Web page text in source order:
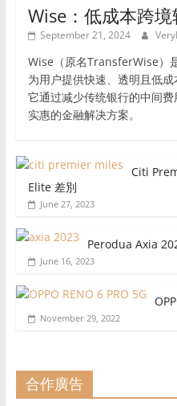
Wise：低成本跨
September 21, 2024
Wise（原名TransferWise）
为用户提供快速、透明且低成
它通过减少传统银行的中间
实惠的金融解决方案。
Citi
Elite 差別
June 27, 2023
Perodua Axia
June 16, 2023
November 29, 2022
合作廣告